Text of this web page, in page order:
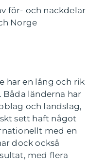
för- och nackdelar
Norge
har en lång och rik
länderna har
och landslag,
sett haft något
med en
dock också
med flera